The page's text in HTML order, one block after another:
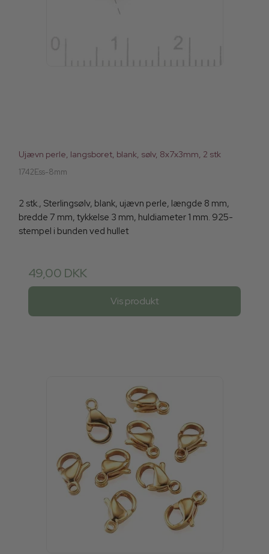
Ujævn perle, langsboret, blank, sølv, 8x7x3mm, 2 stk
1742Ess-8mm
2 stk., Sterlingsølv, blank, ujævn perle, længde 8 mm,
bredde 7 mm, tykkelse 3 mm, huldiameter 1 mm. 925-
stempel i bunden ved hullet
49,00 DKK
Vis produkt